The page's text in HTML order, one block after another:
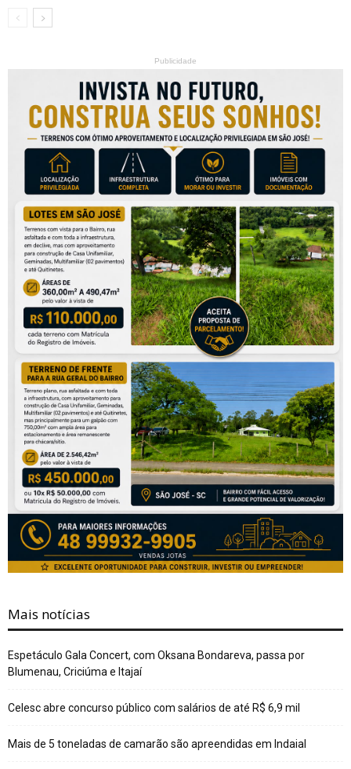
Publicidade
Mais notícias
Espetáculo Gala Concert, com Oksana Bondareva, passa por
Blumenau, Criciúma e Itajaí
Celesc abre concurso público com salários de até R$ 6,9 mil
Mais de 5 toneladas de camarão são apreendidas em Indaial